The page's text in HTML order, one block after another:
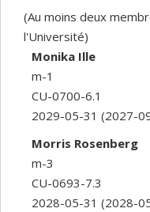
(Au moins deux
l'Université)
Monika Ille
m-1
CU-0700-6.1
2029-05-31 (2027-
Morris Rosenberg
m-3
CU-0693-7.3
2028-05-31 (2028-